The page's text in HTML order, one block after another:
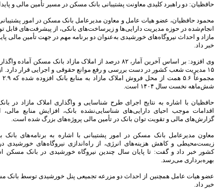
برخی از روسای شعب برای
شهرداری از بانک شهر بابت
شعب الکترونیک، اجاره بها نمی گیرد
بیمه زندگی خاورمیانه مجوز
تجلیل از مدیرعامل موسسه کوثر
به عنوان رهبر کارآفرین اقتصادی و
اجتماعی
مسیر تأمین مالی و پایداری انرژی
مسکندر امور پشتیبانی، با تشریح اقدامات
از پیشرفت‌های قابل توجه در فروش املاک
در جهت تأمین مالی پایدار و کاهش هزینه‌ها
بانک مسکن
آماده واگذاری است و مابقی در
۱۵ مدیریت شعب کشور در دست بررسی و رفع موانع حقوقی و اجرایی قرار دارد. از سال ۱۴۰۱ تاکنون،
مجموعاً ۵.۶ همت از محل فروش املاک مازاد به منابع بانک افزوده شده که ۲.۹ همت آن مربوط به
املاک مازاد در بانک مسکنگفت: این
افزایش منابع مالی، ارتقای شفافیت در
بزرگ شده است.
به برنامه‌های بانک برای تحقق الزامات
خورشیدی در استان‌های مختلف
در
بانک مسکن استان‌های مختلف به
خورشیدی توسطبانک مسکندر آینده نزدیک